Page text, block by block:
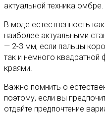
актуальной техника омбре.
В моде естественность
наиболее актуальными
— 2-3 мм, если пальцы
так и немного
краями.
Важно помнить о
поэтому, если вы
отдайте предпочтение